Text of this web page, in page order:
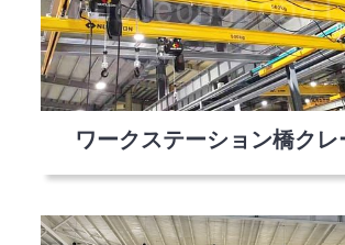
ワークステーション橋クレ